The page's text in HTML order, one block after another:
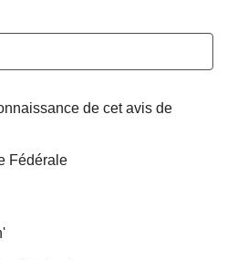
de cet avis de
Fédérale